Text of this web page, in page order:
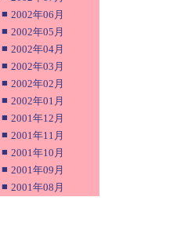
■ 2002年06月
■ 2002年05月
■ 2002年04月
■ 2002年03月
■ 2002年02月
■ 2002年01月
■ 2001年12月
■ 2001年11月
■ 2001年10月
■ 2001年09月
■ 2001年08月